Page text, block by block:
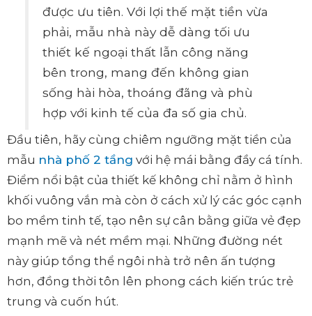
được ưu tiên. Với lợi thế mặt tiền vừa
phải, mẫu nhà này dễ dàng tối ưu
thiết kế ngoại thất lẫn công năng
bên trong, mang đến không gian
sống hài hòa, thoáng đãng và phù
hợp với kinh tế của đa số gia chủ.
Đầu tiên, hãy cùng chiêm ngưỡng mặt tiền của
mẫu nhà phố 2 tầng với hệ mái bằng đầy cá tính.
Điểm nổi bật của thiết kế không chỉ nằm ở hình
khối vuông vắn mà còn ở cách xử lý các góc cạnh
bo mềm tinh tế, tạo nên sự cân bằng giữa vẻ đẹp
mạnh mẽ và nét mềm mại. Những đường nét
này giúp tổng thể ngôi nhà trở nên ấn tượng
hơn, đồng thời tôn lên phong cách kiến trúc trẻ
trung và cuốn hút.